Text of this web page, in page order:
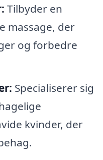
Tilbyder en
massage, der
og forbedre
Specialiserer sig
kvinder, der